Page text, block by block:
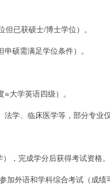
已获硕士/博士学位）。
硕需满足学位条件）。
大学英语四级）。
学、临床医学等，部分专业
，完成学分后获得考试资格。
加外语和学科综合考试（成绩